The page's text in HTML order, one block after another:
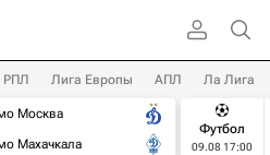
РПЛ Лига Европы АПЛ Ла Лига
Москва
Махачкала
Футбол
09.08 17:00